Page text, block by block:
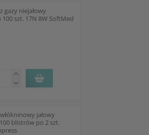
gazy niejałowy
100 szt. 17N 8W SoftMed
jałowy
blistrów po 2 szt.